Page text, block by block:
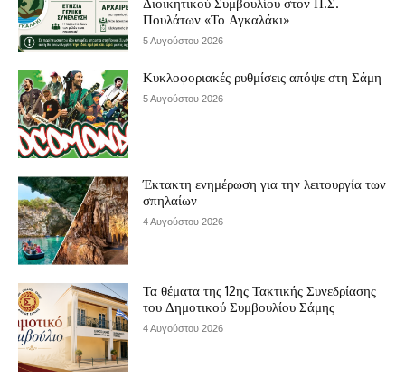
Διοικητικού Συμβουλίου στον Π.Σ.
Πουλάτων «Το Αγκαλάκι»
5 Αυγούστου 2026
Κυκλοφοριακές ρυθμίσεις απόψε στη Σάμη
5 Αυγούστου 2026
Έκτακτη ενημέρωση για την λειτουργία των
σπηλαίων
4 Αυγούστου 2026
Τα θέματα της 12ης Τακτικής Συνεδρίασης
του Δημοτικού Συμβουλίου Σάμης
4 Αυγούστου 2026